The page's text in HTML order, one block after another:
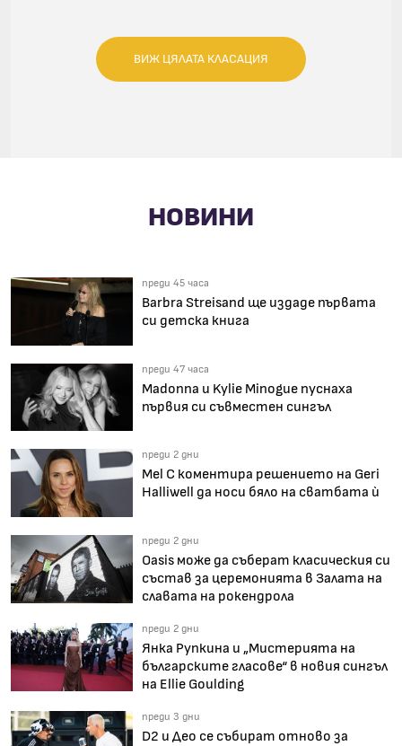
ВИЖ ЦЯЛАТА КЛАСАЦИЯ
НОВИНИ
преди 45 часа
Barbra Streisand ще издаде първата
си детска книга
преди 47 часа
Madonna и Kylie Minogue пуснаха
първия си съвместен сингъл
преди 2 дни
Mel C коментира решението на Geri
Halliwell да носи бяло на сватбата ѝ
преди 2 дни
Oasis може да съберат класическия си
състав за церемонията в Залата на
славата на рокендрола
преди 2 дни
Янка Рупкина и „Мистерията на
българските гласове“ в новия сингъл
на Ellie Goulding
преди 3 дни
D2 и Део се събират отново за